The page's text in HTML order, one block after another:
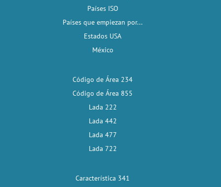
Países ISO
Países que empiezan por...
Estados USA
México
Código de Área 234
Código de Área 855
Lada 222
Lada 442
Lada 477
Lada 722
Característica 341